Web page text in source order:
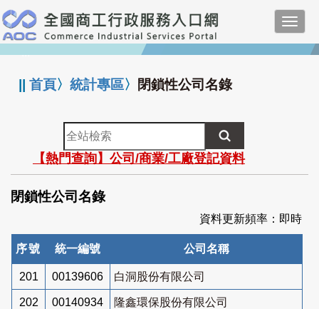
跳
到
主
要
:::
||首頁〉統計專區〉 閉鎖性公司名錄
全
站
檢
索
【熱門查詢】公司/商業/工廠登記資料
閉鎖性公司名錄
資料更新頻率：即時
序號 統一編號 公司名稱
201 00139606 白洞股份有限公司
202 00140934 隆鑫環保股份有限公司